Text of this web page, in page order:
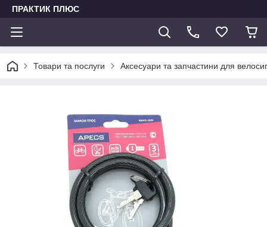
ПРАКТИК ПЛЮС
Товари та послуги Аксесуари та запчастини для